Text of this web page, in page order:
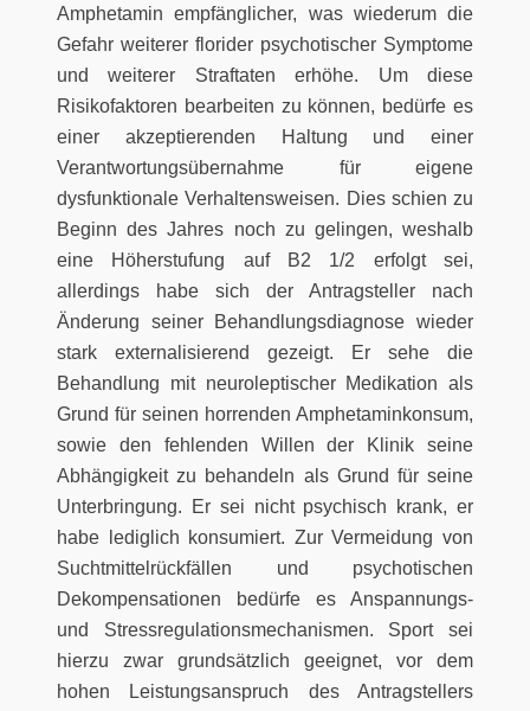
Amphetamin empfänglicher, was wiederum die
Gefahr weiterer florider psychotischer Symptome
und weiterer Straftaten erhöhe. Um diese
Risikofaktoren bearbeiten zu können, bedürfe es
einer akzeptierenden Haltung und einer
Verantwortungsübernahme für eigene
dysfunktionale Verhaltensweisen. Dies schien zu
Beginn des Jahres noch zu gelingen, weshalb
eine Höherstufung auf B2 1/2 erfolgt sei,
allerdings habe sich der Antragsteller nach
Änderung seiner Behandlungsdiagnose wieder
stark externalisierend gezeigt. Er sehe die
Behandlung mit neuroleptischer Medikation als
Grund für seinen horrenden Amphetaminkonsum,
sowie den fehlenden Willen der Klinik seine
Abhängigkeit zu behandeln als Grund für seine
Unterbringung. Er sei nicht psychisch krank, er
habe lediglich konsumiert. Zur Vermeidung von
Suchtmittelrückfällen und psychotischen
Dekompensationen bedürfe es Anspannungs-
und Stressregulationsmechanismen. Sport sei
hierzu zwar grundsätzlich geeignet, vor dem
hohen Leistungsanspruch des Antragstellers